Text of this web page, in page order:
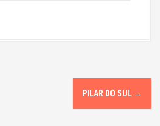
PILAR DO SUL →